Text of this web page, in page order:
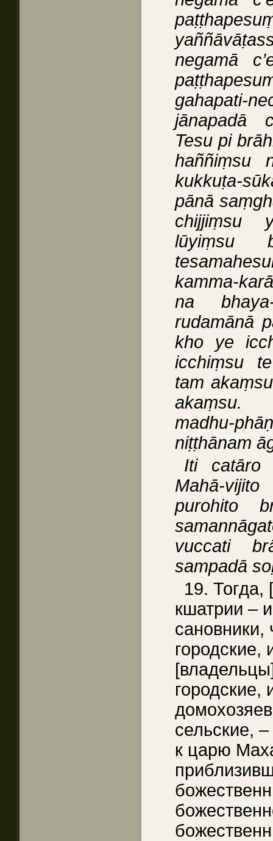
negamā
gahapati-
jānapadā
Tesu pi
haññiṃsu
kukkuṭa-
pānā
chijjiṃsu
lūyiṃsu
kamma-
na
rudamānā
kho ye
icchiṃsu
tam
akaṃsu.
madhu-
niṭṭhānam
Iti catāro
Mahā-vijito
purohito
vuccati
sampadā
19.
кшатрии –
сановники,
городские,
городские,
сельские,
к царю